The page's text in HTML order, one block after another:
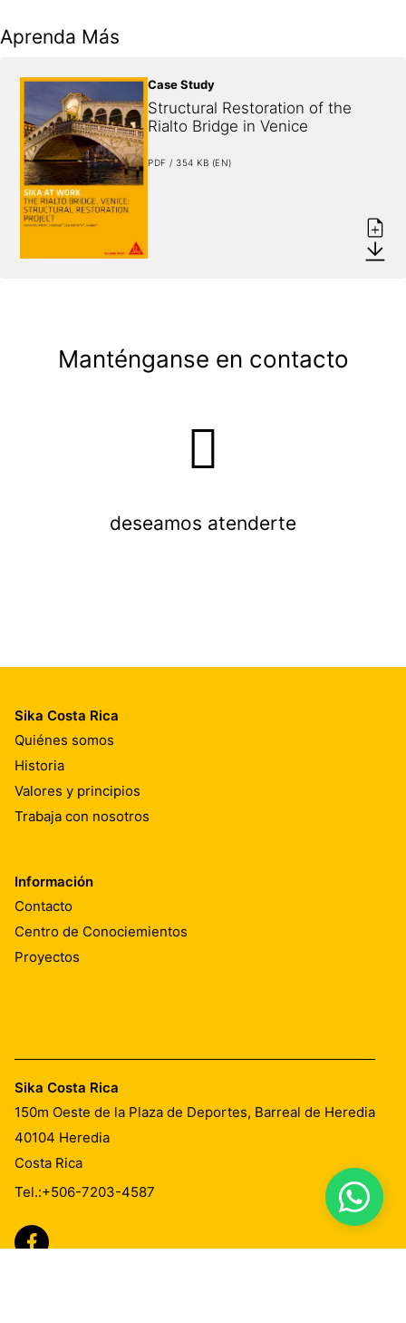
Aprenda Más
Case Study
Structural Restoration of the
Rialto Bridge in Venice
PDF / 354 KB (EN)
Manténganse en contacto
deseamos atenderte
Sika Costa Rica
Quiénes somos
Historia
Valores y principios
Trabaja con nosotros
Información
Contacto
Centro de Conociemientos
Proyectos
Sika Costa Rica
150m Oeste de la Plaza de Deportes, Barreal de Heredia
40104 Heredia
Costa Rica
Tel.:+506-7203-4587